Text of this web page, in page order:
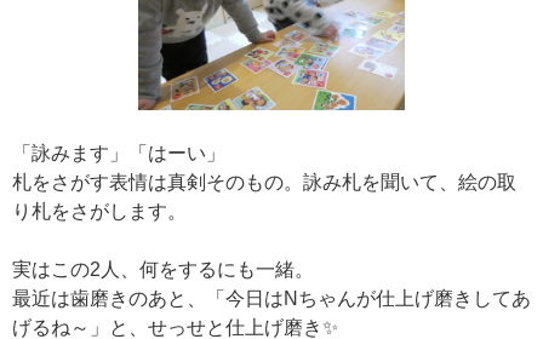
「詠みます」「はーい」
札をさがす表情は真剣そのもの。詠み札を聞いて、絵の取
り札をさがします。
実はこの2人、何をするにも一緒。
最近は歯磨きのあと、「今日はNちゃんが仕上げ磨きしてあ
げるね～」と、せっせと仕上げ磨き✨